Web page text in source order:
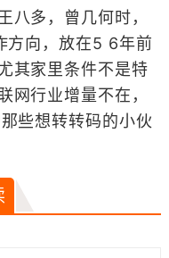
八多，曾几何时，
方向，放在5 6年前
其家里条件不是特
网行业增量不在，
些想转转码的小伙